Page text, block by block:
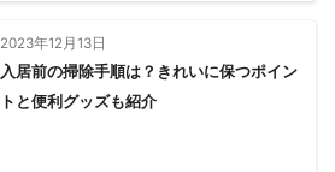
2023年12月13日
入居前の掃除手順は？きれいに保つポイン
トと便利グッズも紹介